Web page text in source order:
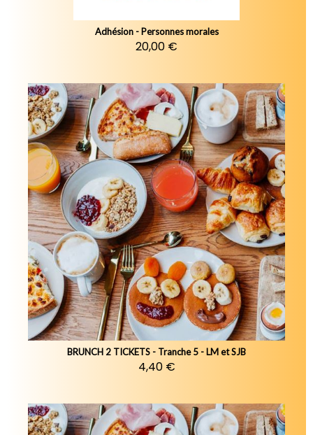
Adhésion - Personnes morales
20,00 €
BRUNCH 2 TICKETS - Tranche 5 - LM et SJB
4,40 €